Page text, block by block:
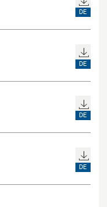
DE
DE
DE
DE